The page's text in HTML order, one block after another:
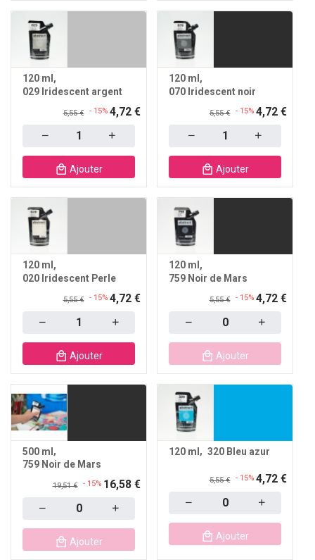
120 ml
029 Iridescent argent
5,55 € - 15% 4,72 €
Ajouter
120 ml
070 Iridescent noir
5,55 € - 15% 4,72 €
Ajouter
120 ml
020 Iridescent Perle
5,55 € - 15% 4,72 €
Ajouter
120 ml
759 Noir de Mars
5,55 € - 15% 4,72 €
Ajouter
500 ml
759 Noir de Mars
19,51 € - 15% 16,58 €
Ajouter
120 ml 320 Bleu azur
5,55 € - 15% 4,72 €
Ajouter